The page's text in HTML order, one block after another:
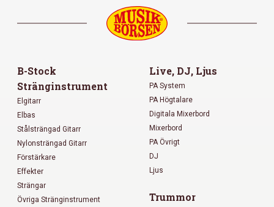
B-Stock
Stränginstrument
Elgitarr
Elbas
Stålsträngad Gitarr
Nylonsträngad Gitarr
Förstärkare
Effekter
Strängar
Övriga Stränginstrument
Live, DJ, Ljus
PA System
PA Högtalare
Digitala Mixerbord
Mixerbord
PA Övrigt
DJ
Ljus
Trummor